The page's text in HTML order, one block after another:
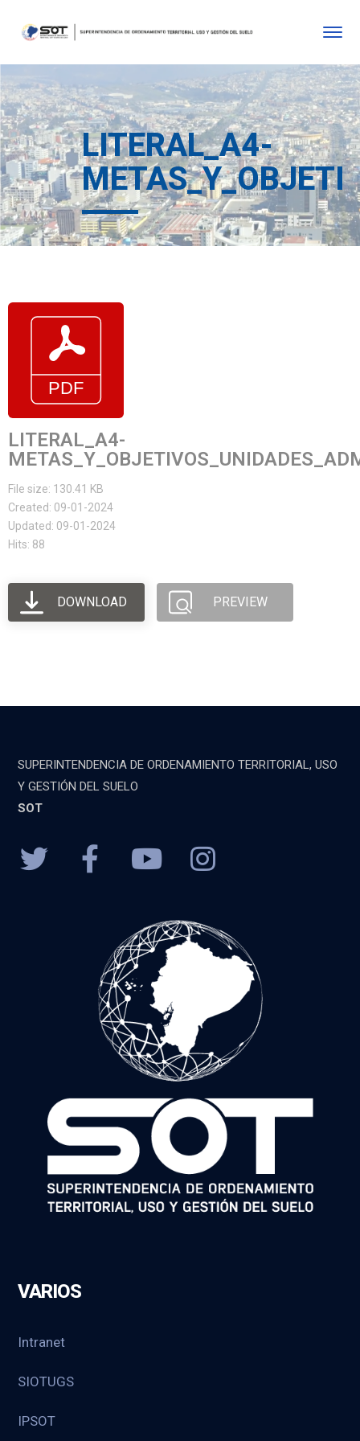
LITERAL_A4-
LITERAL_A4-
File size: 130.41 KB
Created: 09-01-2024
Updated: 09-01-2024
Hits: 88
DOWNLOAD PREVIEW
SUPERINTENDENCIA DE ORDENAMIENTO TERRITORIAL, USO
Y GESTIÓN DEL SUELO
SOT
VARIOS
Intranet
SIOTUGS
IPSOT